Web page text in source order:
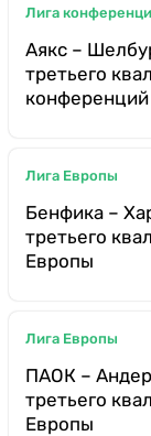
Лига
Аякс –
третьего
конференций
Лига Европы
Бенфика –
третьего
Европы
Лига Европы
ПАОК –
третьего
Европы